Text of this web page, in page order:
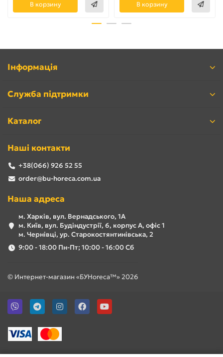
В корзину В корзину
Інформація
Служба підтримки
Каталог
Наші контакти
+38(066) 926 52 55
order@bu-horeca.com.ua
Наша адреса
м. Харків, вул. Вернадського, 1А
м. Київ, вул. Будіндустрії, 6, корпус А, офіс 1
м. Чернівці, ур. Старокостянтинівська, 2
9:00 - 18:00 Пн-Пт; 10:00 - 16:00 Сб
© Интернет-магазин «БУHoreca™» 2026